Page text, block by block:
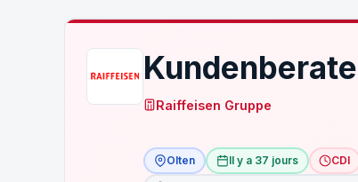
Raiffeisen Gruppe
Olten Il y a 37 jours CDI